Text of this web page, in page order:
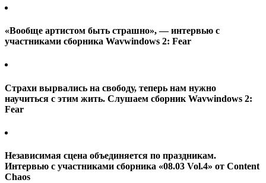
«Вообще артистом быть страшно», — интервью с
участниками сборника Wavwindows 2: Fear
Cтрахи вырвались на свободу, теперь нам нужно
научиться с этим жить. Слушаем сборник Wavwindows 2:
Fear
Независимая сцена объединяется по праздникам.
Интервью с участниками сборника «08.03 Vol.4» от Content
Chaos